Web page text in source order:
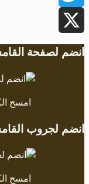
Twitter
X
انضم لصفحة
امسح
انضم لجروب
امسح